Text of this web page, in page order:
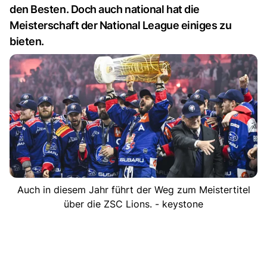
den Besten. Doch auch national hat die
Meisterschaft der National League einiges zu
bieten.
Auch in diesem Jahr führt der Weg zum Meistertitel
über die ZSC Lions. - keystone